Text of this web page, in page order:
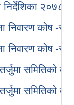
२०७८
निवारण कोष -
निवारण कोष -
समितिको
समितिको